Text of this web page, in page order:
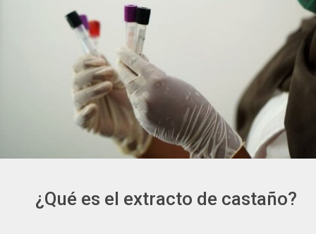
¿Qué es el extracto de castaño?